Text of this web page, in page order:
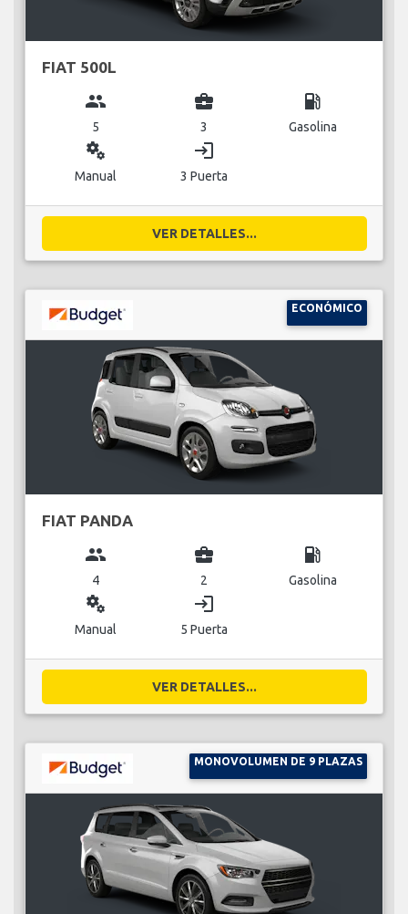
FIAT 500L
group
5
business_center
3
local_gas_station
Gasolina
miscellaneous_services
Manual
login
3 Puerta
VER DETALLES...
ECONÓMICO
FIAT PANDA
group
4
business_center
2
local_gas_station
Gasolina
miscellaneous_services
Manual
login
5 Puerta
VER DETALLES...
MONOVOLUMEN DE 9 PLAZAS